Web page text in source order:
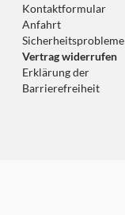
Kontaktformular
Anfahrt
Sicherheitsprobleme
Vertrag widerrufen
Erklärung der
Barrierefreiheit